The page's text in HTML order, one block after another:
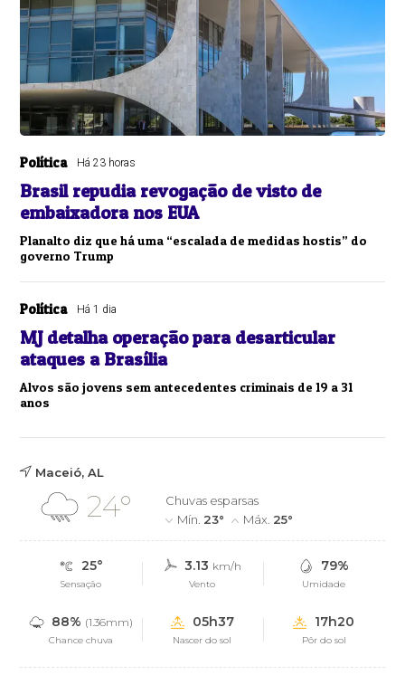
Política Há 23 horas
Brasil repudia revogação de visto de
embaixadora nos EUA
Planalto diz que há uma “escalada de medidas hostis” do
governo Trump
Política Há 1 dia
MJ detalha operação para desarticular
ataques a Brasília
Alvos são jovens sem antecedentes criminais de 19 a 31
anos
Maceió, AL
24°
Chuvas esparsas
Mín. 23° Máx. 25°
25°
Sensação
3.13 km/h
Vento
79%
Umidade
88% (1.36mm)
Chance chuva
05h37
Nascer do sol
17h20
Pôr do sol